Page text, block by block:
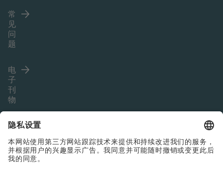
常
见
问
题
电
子
刊
物
Language (ZH)